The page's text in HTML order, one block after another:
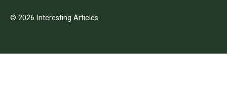
© 2026 Interesting Articles